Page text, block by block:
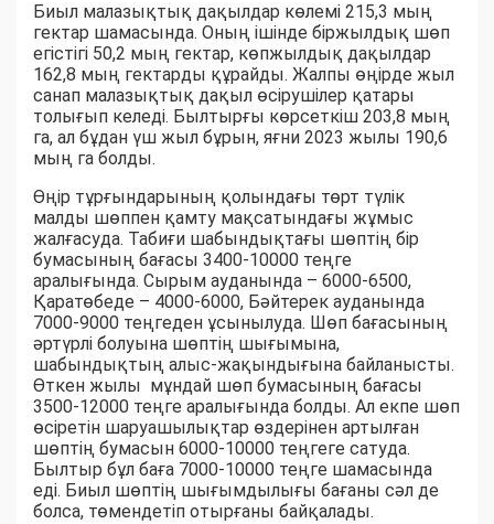
Биыл малазықтық дақылдар көлемі 215,3 мың
гектар шамасында. Оның ішінде біржылдық шөп
егістігі 50,2 мың гектар, көпжылдық дақылдар
162,8 мың гектарды құрайды. Жалпы өңірде жыл
санап малазықтық дақыл өсірушілер қатары
толығып келеді. Былтырғы көрсеткіш 203,8 мың
га, ал бұдан үш жыл бұрын, яғни 2023 жылы 190,6
мың га болды.
Өңір тұрғындарының қолындағы төрт түлік
малды шөппен қамту мақсатындағы жұмыс
жалғасуда. Табиғи шабындықтағы шөптің бір
бумасының бағасы 3400-10000 теңге
аралығында. Сырым ауданында – 6000-6500,
Қаратөбеде – 4000-6000, Бәйтерек ауданында
7000-9000 теңгеден ұсынылуда. Шөп бағасының
әртүрлі болуына шөптің шығымына,
шабындықтың алыс-жақындығына байланысты.
Өткен жылы мұндай шөп бумасының бағасы
3500-12000 теңге аралығында болды. Ал екпе шөп
өсіретін шаруашылықтар өздерінен артылған
шөптің бумасын 6000-10000 теңгеге сатуда.
Былтыр бұл баға 7000-10000 теңге шамасында
еді. Биыл шөптің шығымдылығы бағаны сәл де
болса, төмендетіп отырғаны байқалады.